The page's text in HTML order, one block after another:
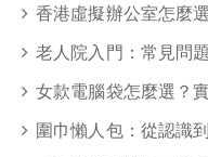
香港虛擬辦公室怎麼
老人院入門：常見問
女款電腦袋怎麼選？
圍巾懶人包：從認識